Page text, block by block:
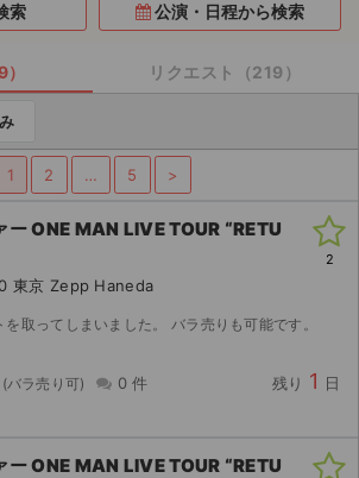
ト
一覧
国内）
海外）
索 公演・日程から検索
リクエスト（219）
1 2 … 5 >
ー ONE MAN LIVE TOUR “RETU
東京 Zepp Haneda
取ってしまいました。 バラ売りも可能です。
0 件 残り 1 日
2
ー ONE MAN LIVE TOUR “RETU